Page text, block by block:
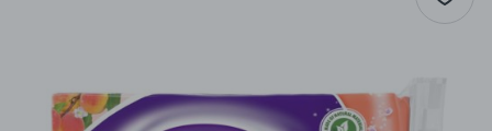
Klik supermarket